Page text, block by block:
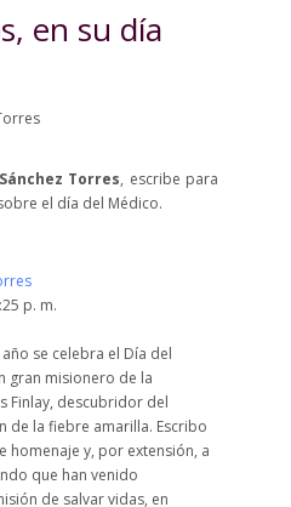
en su día
Torres, escribe para
el día del Médico.
p. m.
se celebra el Día del
gran misionero de la
Finlay, descubridor del
de la fiebre amarilla. Escribo
homenaje y, por extensión, a
que han venido
de salvar vidas, en